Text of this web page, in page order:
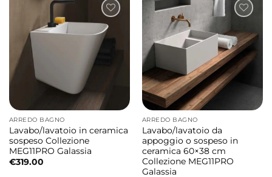
ARREDO BAGNO
Lavabo/lavatoio in ceramica
sospeso Collezione
MEG11PRO Galassia
€319.00
ARREDO BAGNO
Lavabo/lavatoio da
appoggio o sospeso in
ceramica 60×38 cm
Collezione MEG11PRO
Galassia